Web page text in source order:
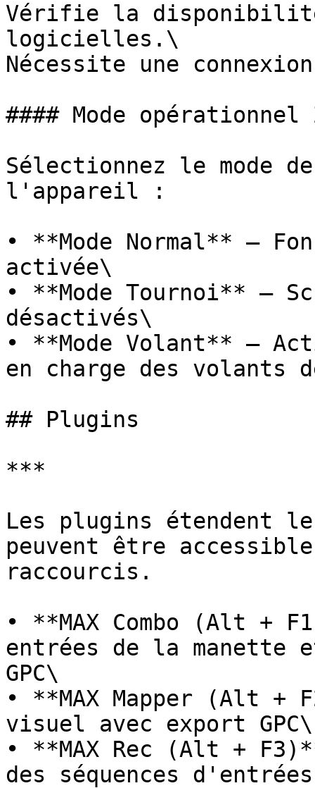
Vérifie la
logicielles.\
Nécessite une
#### Mode opérationnel
Sélectionnez le mode
l'appareil :
• **Mode Normal** –
activée\
• **Mode Tournoi** –
désactivés\
• **Mode Volant** –
en charge des volants
## Plugins
***
Les plugins étendent
peuvent être
raccourcis.
• **MAX Combo (Alt +
entrées de la manette
GPC\
• **MAX Mapper (Alt +
visuel avec export GPC\
• **MAX Rec (Alt +
des séquences d'entrées